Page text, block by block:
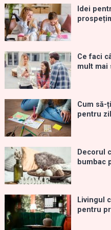
Idei
Ce faci
mult mai
Cum să-
pentru
Decorul
bumbac
Livingul
pentru